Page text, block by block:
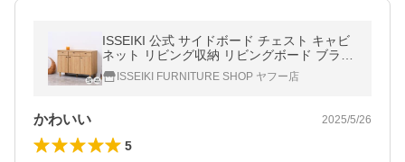
ISSEIKI 公式 サイドボード チェスト キャビ
ネット リビング収納 リビングボード ブラウ
ン ナチュラル 【8/5 ポイント5%UP!!】
ISSEIKI FURNITURE SHOP ヤフー店
かわいい 2025/5/26
5